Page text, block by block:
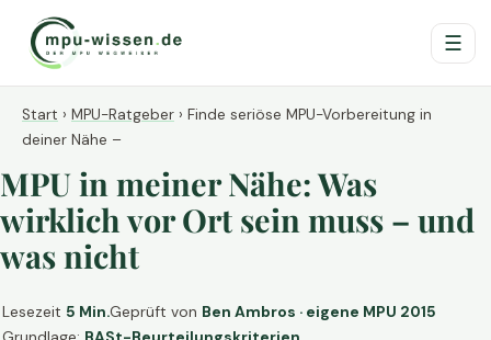
☰
Start › MPU-Ratgeber › Finde seriöse MPU-Vorbereitung in
deiner Nähe –
MPU in meiner Nähe: Was
wirklich vor Ort sein muss – und
was nicht
Lesezeit 5 Min.Geprüft von Ben Ambros · eigene MPU 2015